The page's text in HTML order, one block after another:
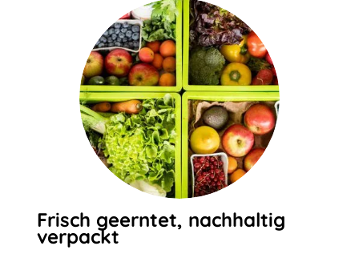
Frisch geerntet, nachhaltig
verpackt